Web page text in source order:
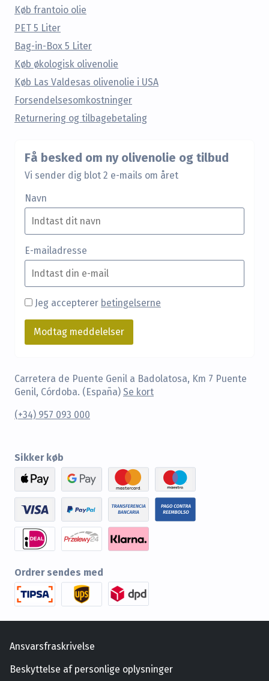
Køb frantoio olie
PET 5 Liter
Bag-in-Box 5 Liter
Køb økologisk olivenolie
Køb Las Valdesas olivenolie i USA
Forsendelsesomkostninger
Returnering og tilbagebetaling
Få besked om ny olivenolie og tilbud
Vi sender dig blot 2 e-mails om året
Navn
E-mailadresse
Jeg accepterer betingelserne
Carretera de Puente Genil a Badolatosa, Km 7 Puente
Genil, Córdoba. (España)Se kort
(+34) 957 093 000
Sikker køb
Ordrer sendes med
Ansvarsfraskrivelse
Beskyttelse af personlige oplysninger